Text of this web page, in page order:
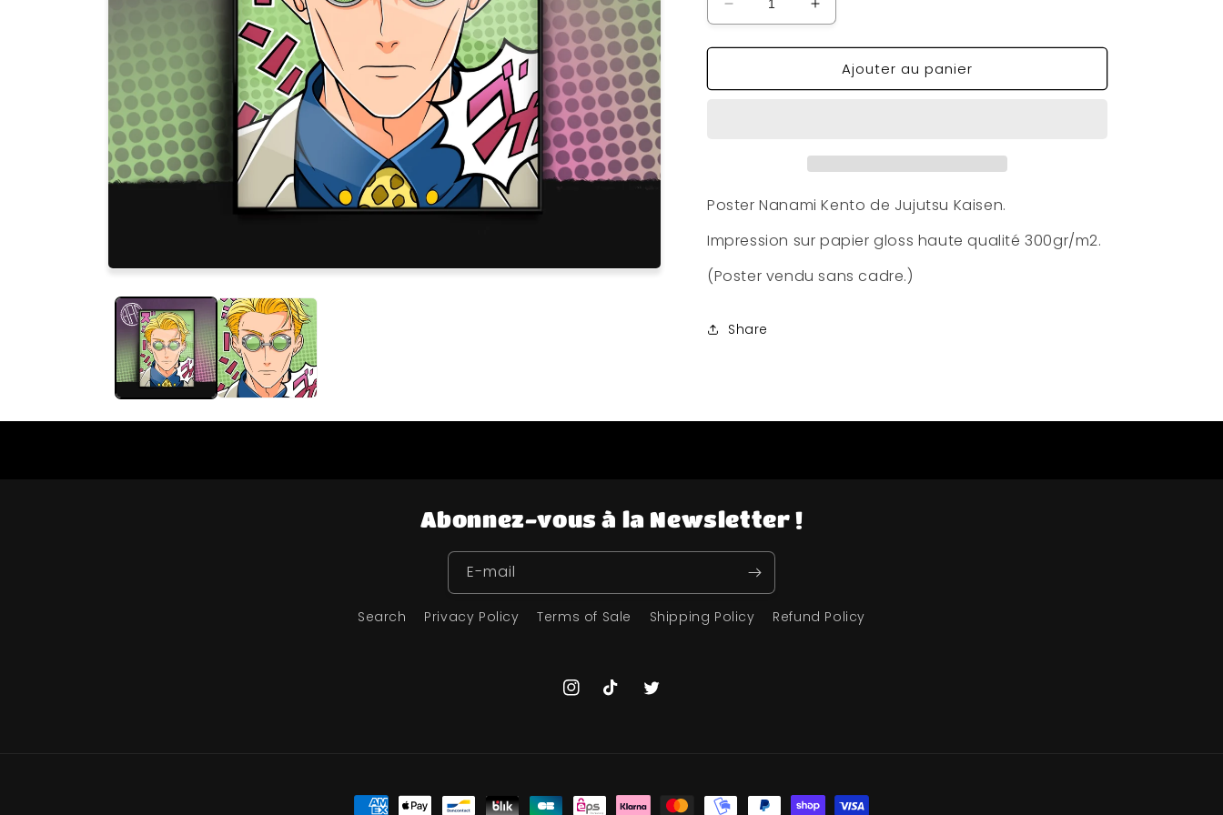
Réduire
la
quantité
Poster
Augmenter
la
quantité
Poster
Ajouter au panier
Poster Nanami Kento de Jujutsu Kaisen.
Impression sur papier gloss haute qualité 300gr/m2.
(Poster vendu sans cadre.)
Share
Abonnez-vous à la Newsletter !
E-mail
Search Privacy Policy Terms of Sale Shipping Policy Refund Policy
Instagram
TikTok Twitter
Moyens